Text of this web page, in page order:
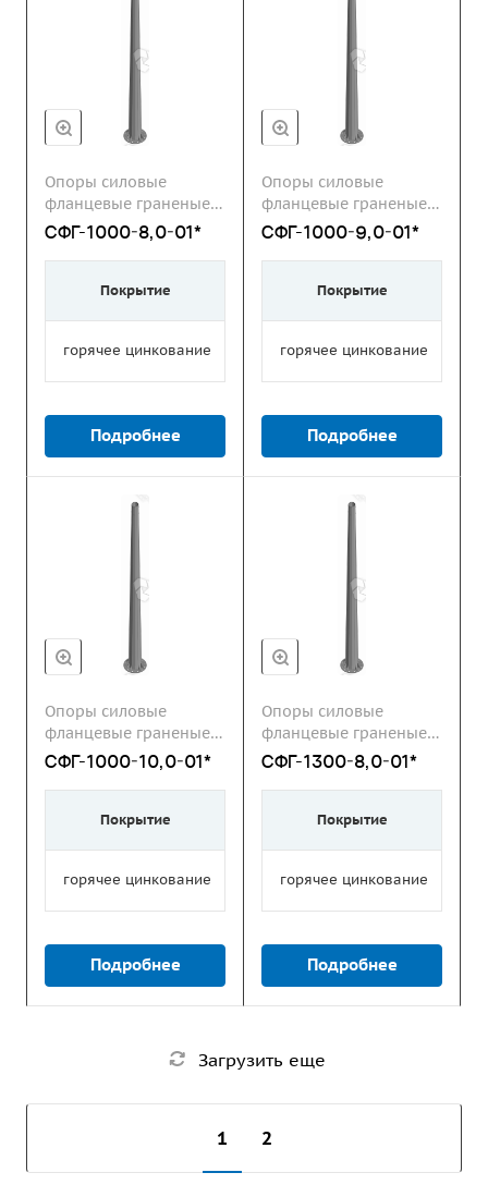
Опоры силовые
фланцевые граненые
СФГ
СФГ-1000-8,0-01*
Покрытие
горячее цинкование
Подробнее
Опоры силовые
фланцевые граненые
СФГ
СФГ-1000-9,0-01*
Покрытие
горячее цинкование
Подробнее
Опоры силовые
фланцевые граненые
СФГ
СФГ-1000-10,0-01*
Покрытие
горячее цинкование
Подробнее
Опоры силовые
фланцевые граненые
СФГ
СФГ-1300-8,0-01*
Покрытие
горячее цинкование
Подробнее
Загрузить еще
1 2